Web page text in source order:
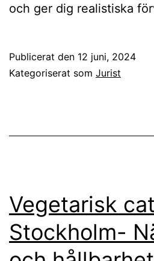
och ger dig realistiska
Publicerat den 12 juni, 2024
Kategoriserat som Jurist
Vegetarisk
Stockholm-